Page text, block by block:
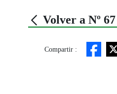
Volver a Nº
Compartir :